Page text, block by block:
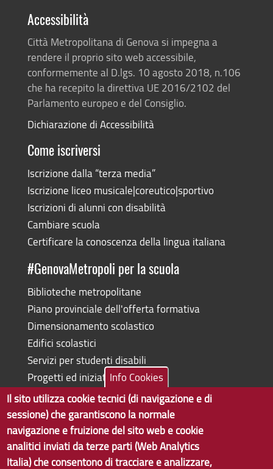
Accessibilità
Città Metropolitana di Genova si impegna a
rendere il proprio sito web accessibile,
conformemente al D.lgs. 10 agosto 2018, n.106
che ha recepito la direttiva UE 2016/2102 del
Parlamento europeo e del Consiglio.
Dichiarazione di Accessibilità
Come iscriversi
Iscrizione dalla “terza media”
Iscrizione liceo musicale|coreutico|sportivo
Iscrizioni di alunni con disabilità
Cambiare scuola
Certificare la conoscenza della lingua italiana
#GenovaMetropoli per la scuola
Biblioteche metropolitane
Piano provinciale dell'offerta formativa
Dimensionamento scolastico
Edifici scolastici
Servizi per studenti disabili
Progetti ed iniziative
Copyright © 2017 Città metropolitana di Genova | CF:
80007350103
Info Cookies
Il sito utilizza cookie tecnici (di navigazione e di
sessione) che garantiscono la normale
navigazione e fruizione del sito web e cookie
analitici inviati da terze parti (Web Analytics
Italia) che consentono di tracciare e analizzare,